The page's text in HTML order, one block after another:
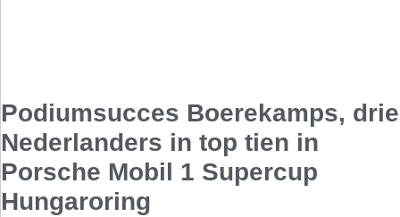
Podiumsucces Boerekamps, drie
Nederlanders in top tien in
Porsche Mobil 1 Supercup
Hungaroring